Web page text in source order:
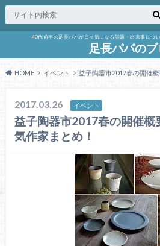
40代前半の足長パパが日々気になる話題・出来事につ
足長パパの
HOME イベント 益子陶器市2017春の開催
2017.03.26 イベント
益子陶器市2017春の開催概
気作家まとめ！